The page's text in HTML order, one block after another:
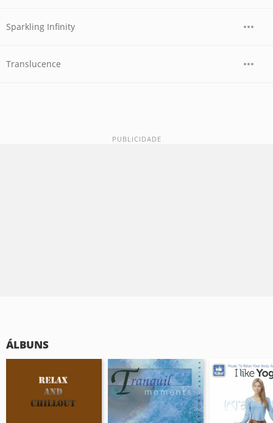
Sparkling Infinity
Translucence
ÁLBUNS